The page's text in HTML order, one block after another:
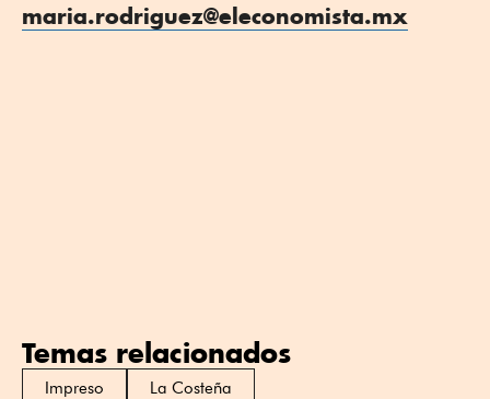
maria.rodriguez@eleconomista.mx
Temas relacionados
Impreso La Costeña